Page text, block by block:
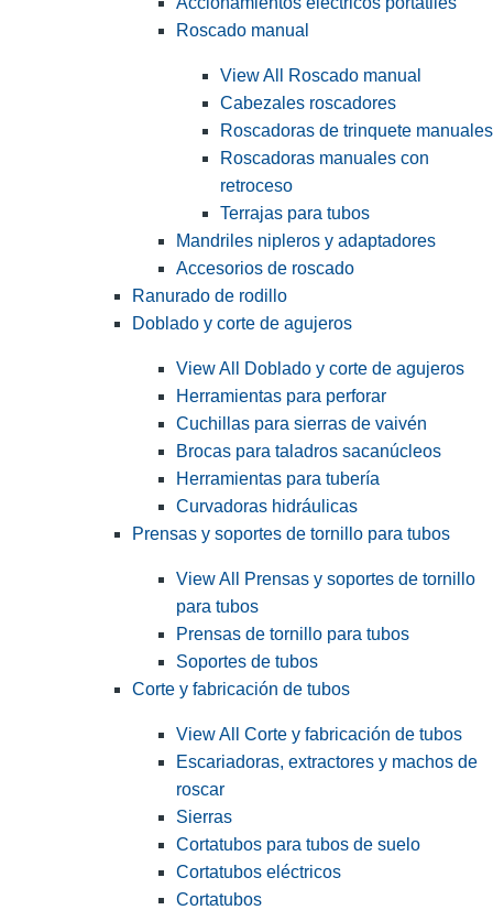
Roscado manual
View All Roscado manual
Cabezales roscadores
Roscadoras de trinquete manuales
Roscadoras manuales con
retroceso
Terrajas para tubos
Mandriles nipleros y adaptadores
Accesorios de roscado
Ranurado de rodillo
Doblado y corte de agujeros
View All Doblado y corte de agujeros
Herramientas para perforar
Cuchillas para sierras de vaivén
Brocas para taladros sacanúcleos
Herramientas para tubería
Curvadoras hidráulicas
Prensas y soportes de tornillo para tubos
View All Prensas y soportes de tornillo
para tubos
Prensas de tornillo para tubos
Soportes de tubos
Corte y fabricación de tubos
View All Corte y fabricación de tubos
Escariadoras, extractores y machos de
roscar
Sierras
Cortatubos para tubos de suelo
Cortatubos eléctricos
Cortatubos